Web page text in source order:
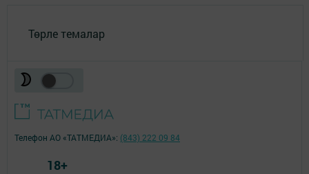
Төрле темалар
Телефон АО «ТАТМЕДИА»: (843) 222 09 84
18+